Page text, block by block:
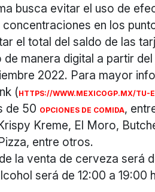
busca evitar el uso de
en los
el total del saldo de las
de manera digital a partir
2022. Para mayor
(HTTPS://WWW.MEXICOGP.MX/TU-
de 50 OPCIONES DE COMIDA,
Kreme, El Moro,
entre otros.
la venta de cerveza será
será de 12:00 a 19:00